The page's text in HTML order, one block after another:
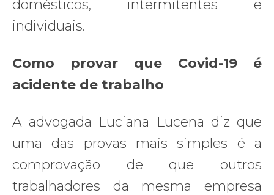
domésticos, intermitentes e
individuais.
Como provar que Covid-19 é
acidente de trabalho
A advogada Luciana Lucena diz que
uma das provas mais simples é a
comprovação de que outros
trabalhadores da mesma empresa